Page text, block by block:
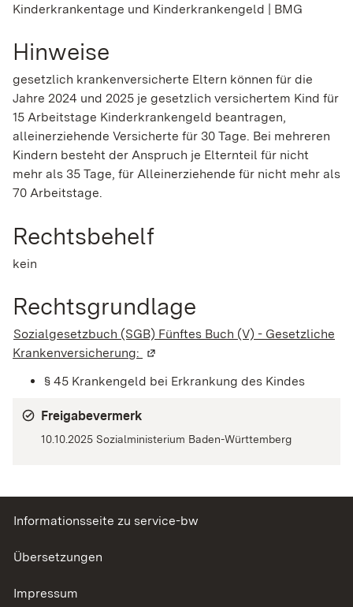
Kinderkrankentage und Kinderkrankengeld | BMG
Hinweise
gesetzlich krankenversicherte Eltern können für die
Jahre 2024 und 2025 je gesetzlich versichertem Kind für
15 Arbeitstage Kinderkrankengeld beantragen,
alleinerziehende Versicherte für 30 Tage. Bei mehreren
Kindern besteht der Anspruch je Elternteil für nicht
mehr als 35 Tage, für Alleinerziehende für nicht mehr als
70 Arbeitstage.
Rechtsbehelf
kein
Rechtsgrundlage
Sozialgesetzbuch (SGB) Fünftes Buch (V) - Gesetzliche
Krankenversicherung: (Wird in einem neuen Fenster
§ 45 Krankengeld bei Erkrankung des Kindes
Freigabevermerk
10.10.2025 Sozialministerium Baden-Württemberg
Informationsseite zu service-bw
Übersetzungen
Impressum